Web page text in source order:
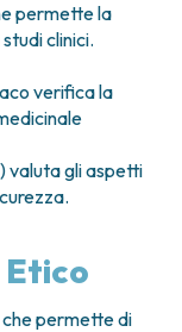
permette la
clinici.
verifica la
valuta gli aspetti
Etico
che permette di